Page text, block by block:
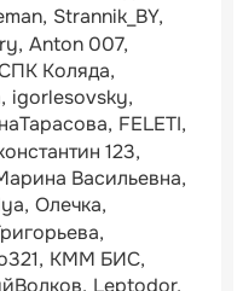
Strannik_BY
Anton 007
Коляда
igorlesovsky
FELETI
123
Васильевна
Олечка
КММ БИС
Leptodor